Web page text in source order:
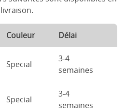
Couleur Délai
Special
3-4
semaines
Special
3-4
semaines